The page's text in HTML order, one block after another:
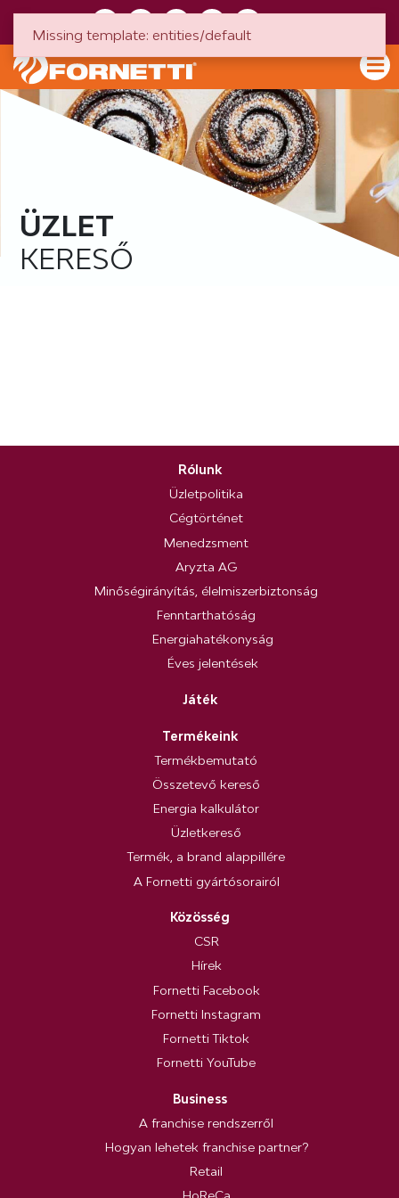
ÜZLET
KERESŐ
Rólunk
Üzletpolitika
Cégtörténet
Menedzsment
Aryzta AG
Minőségirányítás, élelmiszerbiztonság
Fenntarthatóság
Energiahatékonyság
Éves jelentések
Játék
Termékeink
Termékbemutató
Összetevő kereső
Energia kalkulátor
Üzletkereső
Termék, a brand alappillére
A Fornetti gyártósorairól
Közösség
CSR
Hírek
Fornetti Facebook
Fornetti Instagram
Fornetti Tiktok
Fornetti YouTube
Business
A franchise rendszerről
Hogyan lehetek franchise partner?
Retail
Missing template: entities/default